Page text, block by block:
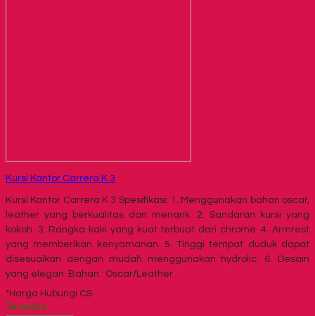
Kursi Kantor Carrera K 3
Kursi Kantor Carrera K 3 Spesifikasi: 1. Menggunakan bahan oscar,
leather yang berkualitas dan menarik. 2. Sandaran kursi yang
kokoh. 3. Rangka kaki yang kuat terbuat dari chrome. 4. Armrest
yang memberikan kenyamanan. 5. Tinggi tempat duduk dapat
disesuaikan dengan mudah menggunakan hydrolic. 6. Desain
yang elegan. Bahan : Oscar/Leather
*Harga Hubungi CS
Tersedia